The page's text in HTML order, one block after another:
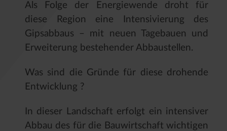
Als Folge der Energiewende droht für
diese Region eine Intensivierung des
Gipsabbaus – mit neuen Tagebauen und
Erweiterung bestehender Abbaustellen.
Was sind die Gründe für diese drohende
Entwicklung ?
In dieser Landschaft erfolgt ein intensiver
Abbau des für die Bauwirtschaft wichtigen